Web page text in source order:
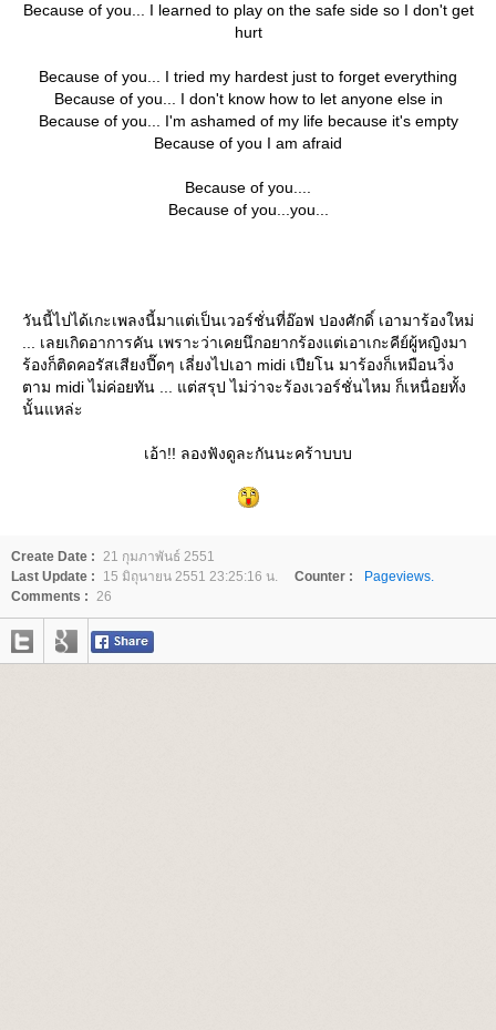
Because of you... I learned to play on the safe side so I don't get
hurt
Because of you... I tried my hardest just to forget everything
Because of you... I don't know how to let anyone else in
Because of you... I'm ashamed of my life because it's empty
Because of you I am afraid
Because of you....
Because of you...you...
วันนี้ไปได้เกะเพลงนี้มาแต่เป็นเวอร์ชั่นที่อ๊อฟ ปองศักดิ์ เอามาร้องใหม่
... เลยเกิดอาการคัน เพราะว่าเคยนึกอยากร้องแต่เอาเกะคีย์ผู้หญิงมา
ร้องก็ติดคอรัสเสียงปี๊ดๆ เลี่ยงไปเอา midi เปียโน มาร้องก็เหมือนวิ่ง
ตาม midi ไม่ค่อยทัน ... แต่สรุป ไม่ว่าจะร้องเวอร์ชั่นไหม ก็เหนื่อยทั้ง
นั้นแหล่ะ
เอ้า!! ลองฟังดูละกันนะคร้าบบบ
Create Date : 21 กุมภาพันธ์ 2551
Last Update :
15 มิถุนายน 2551 23:25:16 น. Counter :
Pageviews.
Comments : 26